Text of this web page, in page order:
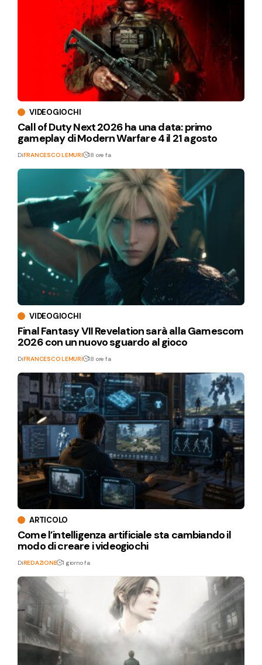
VIDEOGIOCHI
Call of Duty Next 2026 ha una data: primo
gameplay di Modern Warfare 4 il 21 agosto
DiFRANCESCO LEMURI 18 ore fa
VIDEOGIOCHI
Final Fantasy VII Revelation sarà alla Gamescom
2026 con un nuovo sguardo al gioco
DiFRANCESCO LEMURI 18 ore fa
ARTICOLO
Come l’intelligenza artificiale sta cambiando il
modo di creare i videogiochi
DiREDAZIONE 1 giorno fa